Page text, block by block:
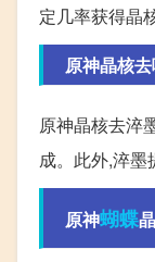
定几率获得晶
原神晶核
原神晶核去淬
成。此外,淬墨
原神蝴蝶